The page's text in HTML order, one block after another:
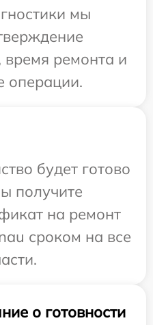
мы
время ремонта и
операции.
будет готово
получите
на ремонт
сроком на все
о готовности